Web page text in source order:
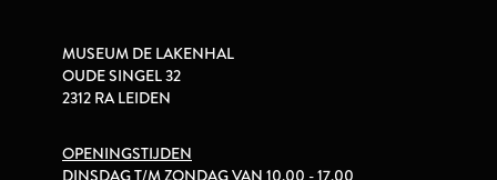
MUSEUM DE LAKENHAL
OUDE SINGEL 32
2312 RA LEIDEN
OPENINGSTIJDEN